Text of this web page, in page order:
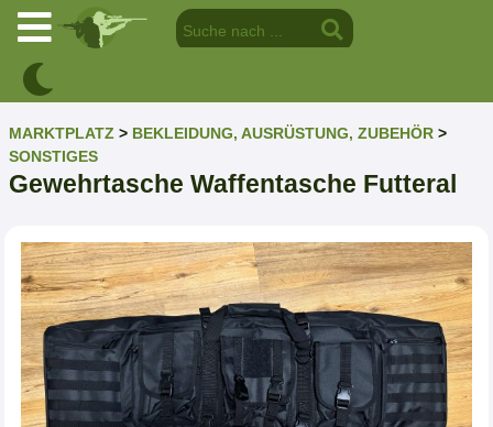
MARKTPLATZ > BEKLEIDUNG, AUSRÜSTUNG, ZUBEHÖR >
SONSTIGES
Gewehrtasche Waffentasche Futteral